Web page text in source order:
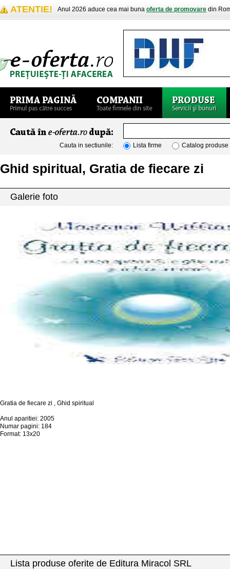
ATENTIE! Anul 2026 aduce cea mai buna oferta de promovare din
Cauta in sectiunile: Lista firme Catalog produse
Ghid spiritual, Gratia de fiecare zi
Galerie foto
Gratia de fiecare zi , Ghid spiritual
Anul aparitiei: 2005
Numar pagini: 184
Format: 13x20
Lista produse oferite de Editura Miracol SRL